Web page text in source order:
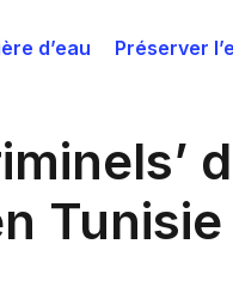
d’eau Préserver
Tunisie